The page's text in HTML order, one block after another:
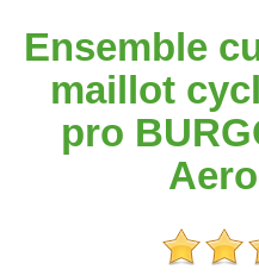
Ensemble
maillot
pro